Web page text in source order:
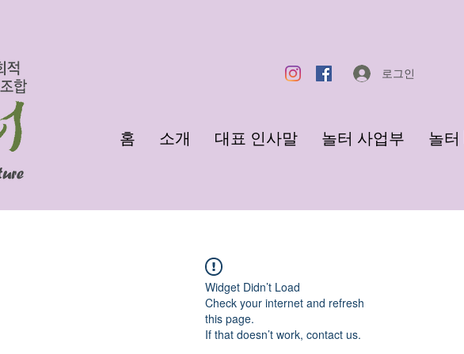
로그인
홈 소개 대표 인사말 놀터 사업부 놀터
Widget Didn’t Load
Check your internet and refresh
this page.
If that doesn’t work, contact us.